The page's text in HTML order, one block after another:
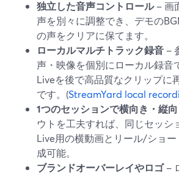
独立した音声コントロール– 画
声を別々に調整でき、デモの
の声をクリアに保てます。
ローカルマルチトラック録音 –
声・映像を個別にローカル録音
Liveを後で高品質なクリップに
です。(StreamYard local
1つのセッションで横向き・縦
ウトを工夫すれば、同じセッシ
Live用の横動画とリール/ショ
成可能。
ブランドオーバーレイやロゴ–